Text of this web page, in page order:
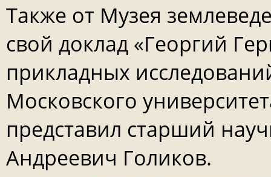
Также от Музея
свой доклад «Георгий
прикладных
Московского
представил старший
Андреевич Голиков.